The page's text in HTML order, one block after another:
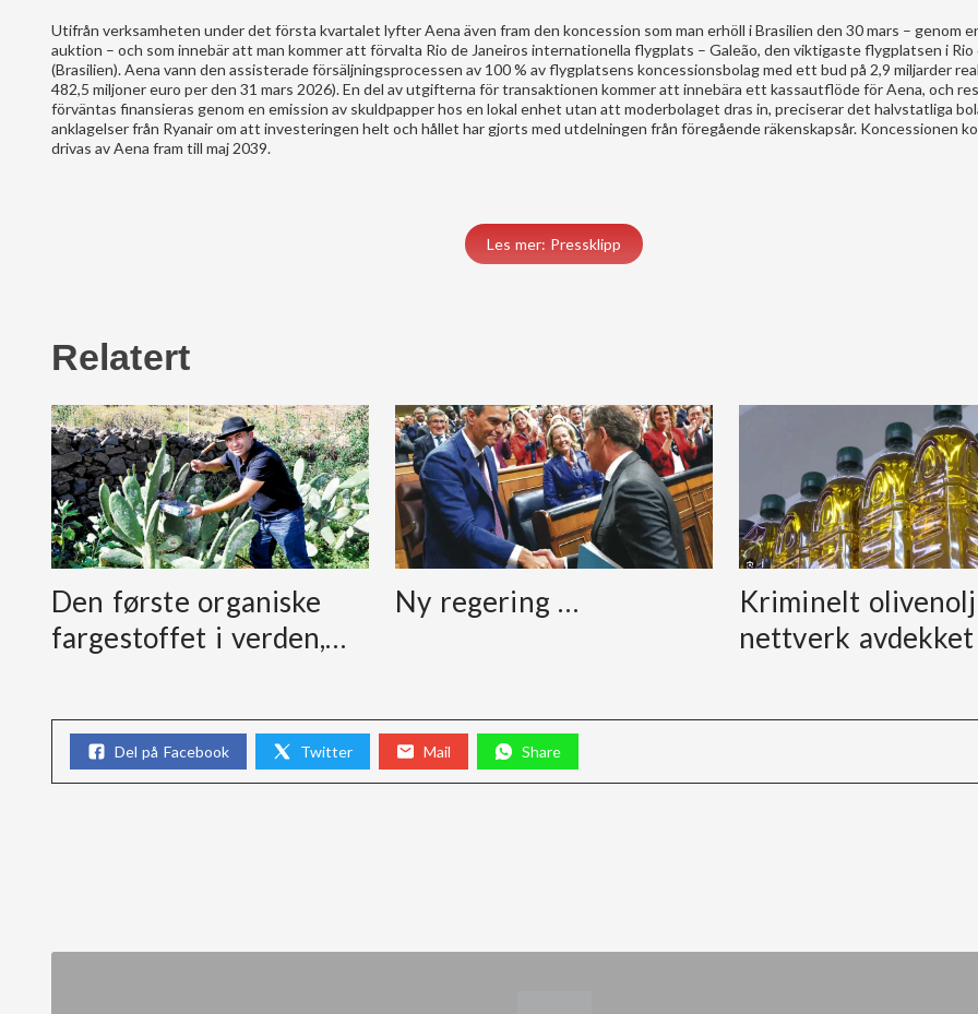
Utifrån verksamheten under det första kvartalet lyfter Aena även fram den koncession som man erhöll i Brasilien den 30 mars – genom
auktion – och som innebär att man kommer att förvalta Rio de Janeiros internationella flygplats – Galeão, den viktigaste flygplatsen i Rio
(Brasilien). Aena vann den assisterade försäljningsprocessen av 100 % av flygplatsens koncessionsbolag med ett bud på 2,9 miljarder
482,5 miljoner euro per den 31 mars 2026). En del av utgifterna för transaktionen kommer att innebära ett kassautflöde för Aena, och
förväntas finansieras genom en emission av skuldpapper hos en lokal enhet utan att moderbolaget dras in, preciserar det halvstatliga
anklagelser från Ryanair om att investeringen helt och hållet har gjorts med utdelningen från föregående räkenskapsår. Koncessionen
drivas av Aena fram till maj 2039.
Les mer: Pressklipp
Relatert
Den første organiske
fargestoffet i verden,…
Ny regering …
Kriminelt
nettverk avdekket
Del på Facebook Twitter Mail Share